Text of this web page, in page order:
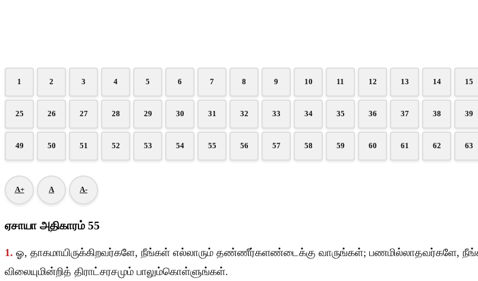
1 2 3 4 5 6 7 8 9 10 11 12 13 14 15
25 26 27 28 29 30 31 32 33 34 35 36 37 38 39
49 50 51 52 53 54 55 56 57 58 59 60 61 62 63
A+ A A-
ஏசாயா அதிகாரம் 55
1. ஓ, தாகமாயிருக்கிறவர்களே, நீங்கள் எல்லாரும் தண்ணீர்களண்டைக்கு வாருங்கள்; பணமில்லாதவர்களே,
விலையுமின்றித் திராட்சரசமும் பாலும்கொள்ளுங்கள்.